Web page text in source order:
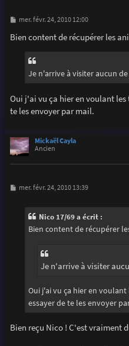
M
s
s
mer. févr. 24, 2010 12:00
Bien content de récupérer les
Je n'arrive à visiter aucun
Oui j'ai vu ça hier en voulant les
te les envoyer par mail.
Mickaël Cayla
Ancien
M
mer. févr. 24, 2010 13:39
Nico 17/69 a écrit :
Bien content de récupérer
Je n'arrive à visiter
Oui j'ai vu ça hier en
essayer de te les envoyer
Bien reçu Nico ! C'est vraiment